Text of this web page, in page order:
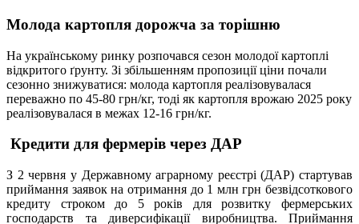
Молода картопля дорожча за торішню
На українському ринку розпочався сезон молодої картоплі
відкритого ґрунту. Зі збільшенням пропозиції ціни почали
сезонно знижуватися: молода картопля реалізовувалася
переважно по 45-80 грн/кг, тоді як картопля врожаю 2025 року
реалізовувалася в межах 12-16 грн/кг.
Кредити для фермерів через ДАР
З 2 червня у Державному аграрному реєстрі (ДАР) стартував
приймання заявок на отримання до 1 млн грн безвідсоткового
кредиту строком до 5 років для розвитку фермерських
господарств та диверсифікації виробництва. Приймання